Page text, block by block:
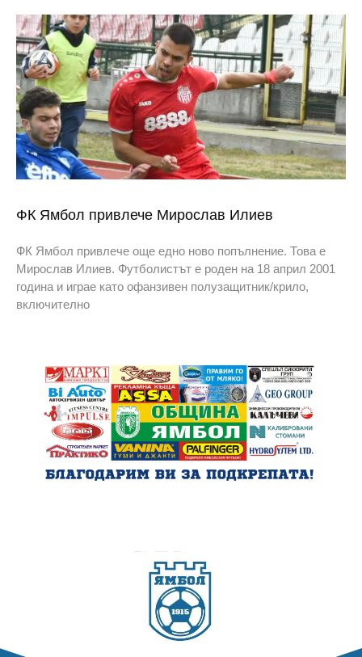
ФК Ямбол привлече Мирослав Илиев
ФК Ямбол привлече още едно ново попълнение. Това е
Мирослав Илиев. Футболистът е роден на 18 април 2001
година и играе като офанзивен полузащитник/крило,
включително